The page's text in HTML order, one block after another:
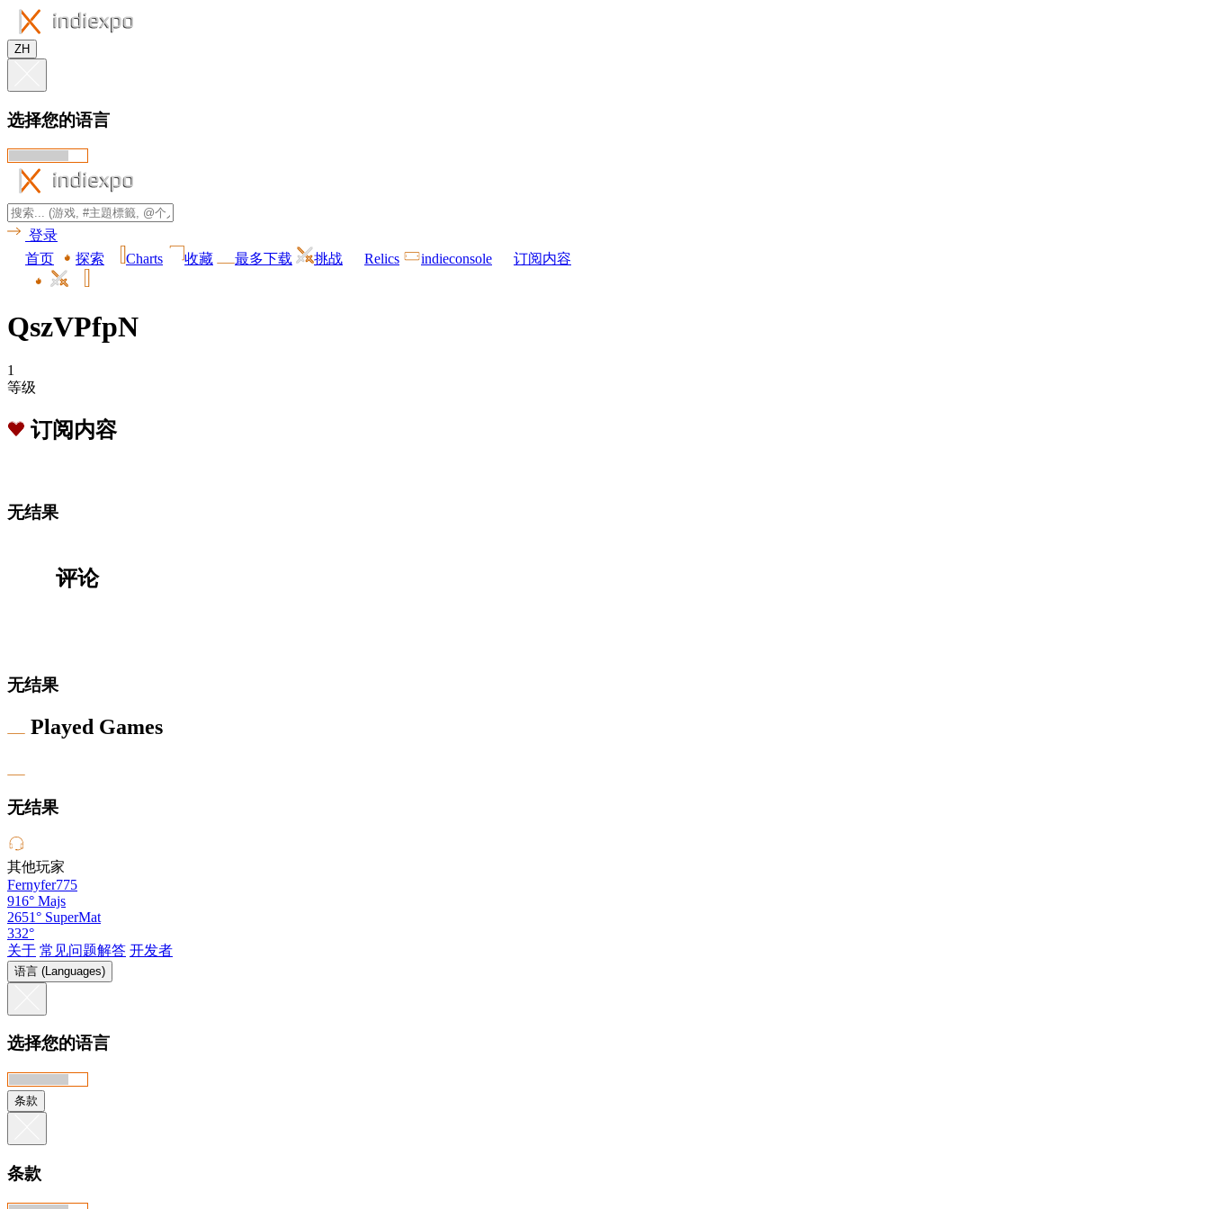
ZH
选择您的语言
登录
首页
探索 Charts 收藏 最多下载 挑战 Relics indieconsole 订阅内容
QszVPfpN
1
等级
订阅内容
无结果
评论
无结果
Played Games
无结果
其他玩家
Fernyfer775
916° Majs
2651° SuperMat
332°
关于 常见问题解答 开发者
语言 (Languages)
选择您的语言
条款
条款